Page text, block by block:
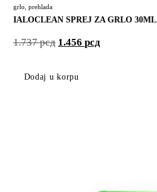
grlo prehlada
IALOCLEAN SPREJ ZA GRLO 30ML
1.737рсд 1.456 рсд
Dodaj u korpu